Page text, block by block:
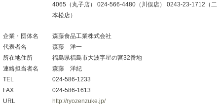
4065（丸子店） 024-566-4480（川俣店） 0243-23-1712（二
本松店）
企業・団体名
森藤食品工業株式会社
代表者名
森藤 洋一
所在地住所
福島県福島市大波字星の宮32番地
連絡担当者名
森藤 洋紀
TEL
024-586-1233
FAX
024-586-1613
URL
http://ryozenzuke.jp/